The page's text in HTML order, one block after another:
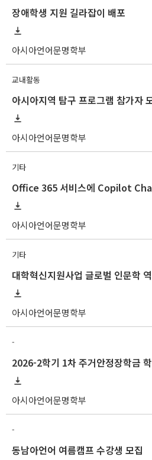
장애학생 지원 길라잡이 배포
아시아언어문명학부
교내활동
아시아지역 탐구 프로그램 참가자
아시아언어문명학부
기타
Office 365 서비스에 Copilot
아시아언어문명학부
기타
아시아언어문명학부
-
아시아언어문명학부
-
동남아언어 여름캠프 수강생 모집